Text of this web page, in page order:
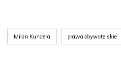
Milan Kundera prawa obywatelskie